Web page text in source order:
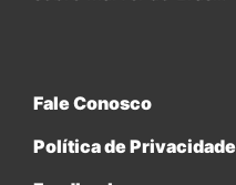
Fale Conosco
Política de Privacidade